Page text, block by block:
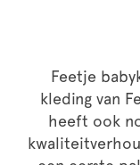
Feetje
kleding van
heeft ook